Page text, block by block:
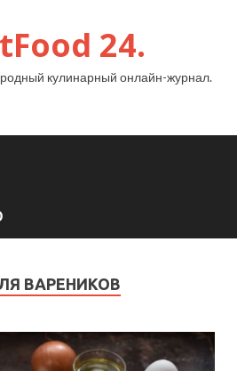
24.
кулинарный онлайн-журнал.
ВАРЕНИКОВ